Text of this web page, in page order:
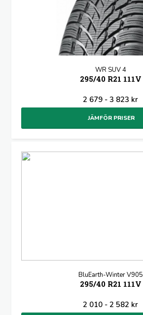
WR SUV 4
295/40 R21 111V
2 679 - 3 823 kr
JÄMFÖR PRISER
BluEarth-Winter V905
295/40 R21 111V
2 010 - 2 582 kr